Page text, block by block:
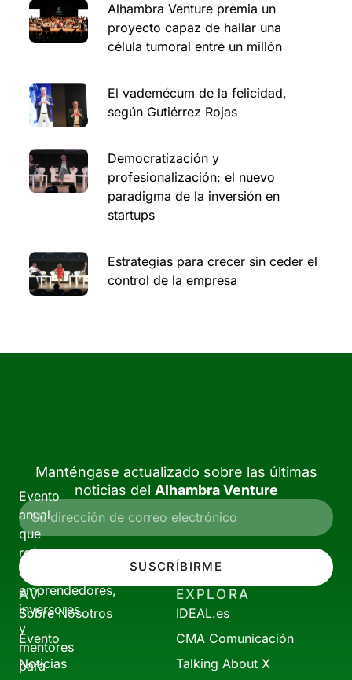
Alhambra Venture premia un
proyecto capaz de hallar una
célula tumoral entre un millón
El vademécum de la felicidad,
según Gutiérrez Rojas
Democratización y
profesionalización: el nuevo
paradigma de la inversión en
startups
Estrategias para crecer sin ceder el
control de la empresa
Evento
anual
que
reúne
a
emprendedores,
inversores
y
mentores
para
Manténgase actualizado sobre las últimas
noticias del Alhambra Venture
SUSCRÍBIRME
AV
Sobre Nosotros
Evento
Noticias
EXPLORA
IDEAL.es
CMA Comunicación
Talking About X